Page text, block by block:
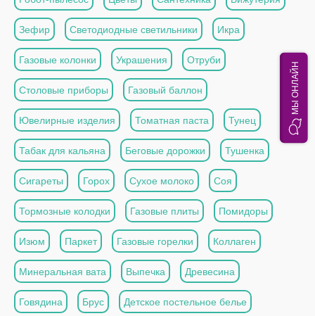
Зефир Светодиодные светильники Икра
Газовые колонки Украшения Отруби
Столовые приборы Газовый баллон
Ювелирные изделия Томатная паста Тунец
Табак для кальяна Беговые дорожки Тушенка
Сигареты Горох Сухое молоко Соя
Тормозные колодки Газовые плиты Помидоры
Изюм Паркет Газовые горелки Коллаген
Минеральная вата Выпечка Древесина
Говядина Брус Детское постельное белье
МЫ ОНЛАЙН